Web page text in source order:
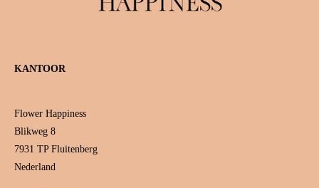
KANTOOR
Flower Happiness
Blikweg 8
7931 TP Fluitenberg
Nederland